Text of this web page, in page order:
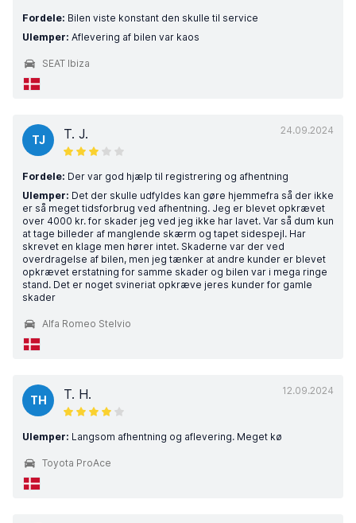
Fordele: Bilen viste konstant den skulle til service
Ulemper: Aflevering af bilen var kaos
SEAT Ibiza
24.09.2024
TJ T. J.
Fordele: Der var god hjælp til registrering og afhentning
Ulemper: Det der skulle udfyldes kan gøre hjemmefra så der ikke
er så meget tidsforbrug ved afhentning. Jeg er blevet opkrævet
over 4000 kr. for skader jeg ved jeg ikke har lavet. Var så dum kun
at tage billeder af manglende skærm og tapet sidespejl. Har
skrevet en klage men hører intet. Skaderne var der ved
overdragelse af bilen, men jeg tænker at andre kunder er blevet
opkrævet erstatning for samme skader og bilen var i mega ringe
stand. Det er noget svineriat opkræve jeres kunder for gamle
skader
Alfa Romeo Stelvio
12.09.2024
TH T. H.
Ulemper: Langsom afhentning og aflevering. Meget kø
Toyota ProAce